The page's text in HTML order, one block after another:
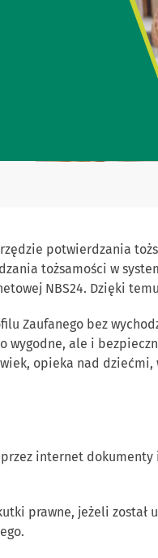
potwierdzania
tożsamości w
NBS24. Dzięki
Zaufanego bez
ale i
opieka nad dziećmi,
internet
prawne, jeżeli został